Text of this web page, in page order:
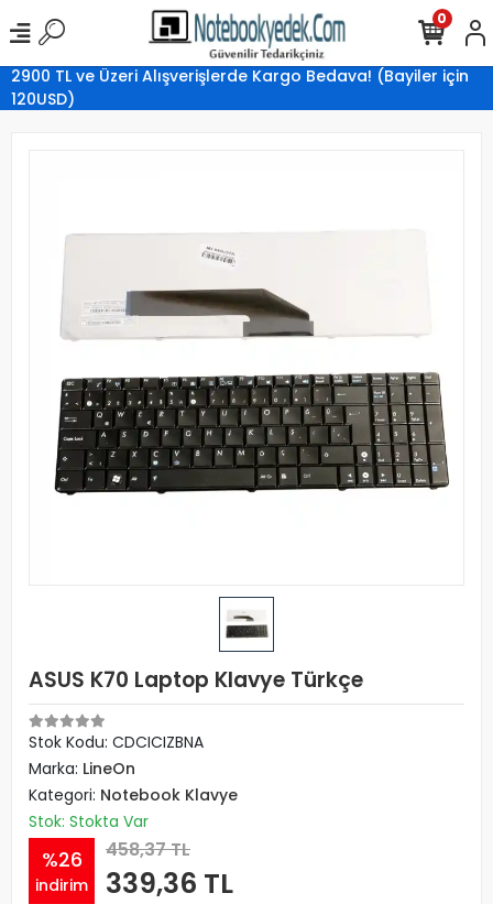
2900 TL ve Üzeri Alışverişlerde Kargo Bedava! (Bayiler için
120USD)
0
ASUS K70 Laptop Klavye Türkçe
Stok Kodu: CDCICIZBNA
Marka: LineOn
Kategori: Notebook Klavye
Stok: Stokta Var
%26
indirim
458,37 TL
339,36 TL